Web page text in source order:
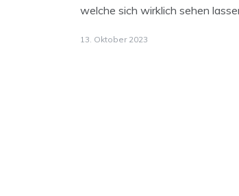
welche sich wirklich sehen
13. Oktober 2023